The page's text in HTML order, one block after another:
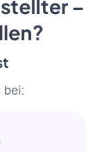
–
bei: